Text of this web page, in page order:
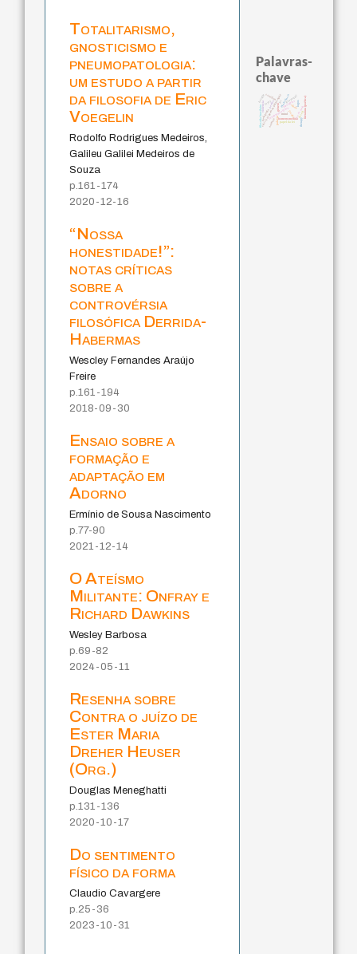
Totalitarismo,
gnosticismo e
pneumopatologia:
um estudo a partir
da filosofia de Eric
Voegelin
Rodolfo Rodrigues Medeiros,
Galileu Galilei Medeiros de
Souza
p.161-174
2020-12-16
“Nossa
honestidade!”:
notas críticas
sobre a
controvérsia
filosófica Derrida-
Habermas
Wescley Fernandes Araújo
Freire
p.161-194
2018-09-30
Ensaio sobre a
formação e
adaptação em
Adorno
Ermínio de Sousa Nascimento
p.77-90
2021-12-14
O Ateísmo
Militante: Onfray e
Richard Dawkins
Wesley Barbosa
p.69-82
2024-05-11
Resenha sobre
Contra o juízo de
Ester Maria
Dreher Heuser
(Org.)
Douglas Meneghatti
p.131-136
2020-10-17
Do sentimento
físico da forma
Claudio Cavargere
p.25-36
2023-10-31
Palavras-
chave
fundamentalismojacobi
protágoras
género idade
intolerância
classical german philosophyhomem-medida
filosofia brasileira j.c.m. neto
palavra
literatura (poética)
perdón
leyes
violencia
guayaquil
logos
pedagogia
lei
desejo
papel da lei
sacrifício
bataille
mind
therapy
animais